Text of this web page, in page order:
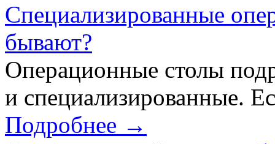
Специализированные
бывают?
Операционные столы
и специализированные.
Подробнее →